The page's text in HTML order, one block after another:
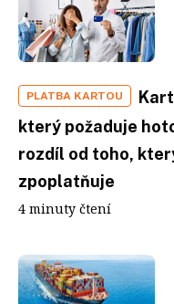
PLATBA KARTOU
který požaduje
rozdíl od toho,
zpoplatňuje
4 minuty čtení